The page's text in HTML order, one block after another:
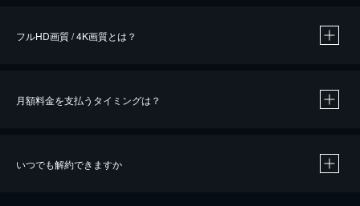
※40％ポイント還元の対象は、クレジットカード決済による作品の購入 / レンタルです。
フルHD画質 / 4K画質とは？
月額料金を支払うタイミングは？
いつでも解約できますか